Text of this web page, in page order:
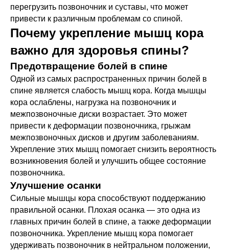
перегрузить позвоночник и суставы, что может
привести к различным проблемам со спиной.
Почему укрепление мышц кора
важно для здоровья спины?
Предотвращение болей в спине
Одной из самых распространенных причин болей в
спине является слабость мышц кора. Когда мышцы
кора ослаблены, нагрузка на позвоночник и
межпозвоночные диски возрастает. Это может
привести к деформации позвоночника, грыжам
межпозвоночных дисков и другим заболеваниям.
Укрепление этих мышц помогает снизить вероятность
возникновения болей и улучшить общее состояние
позвоночника.
Улучшение осанки
Сильные мышцы кора способствуют поддержанию
правильной осанки. Плохая осанка — это одна из
главных причин болей в спине, а также деформации
позвоночника. Укрепление мышц кора помогает
удерживать позвоночник в нейтральном положении,